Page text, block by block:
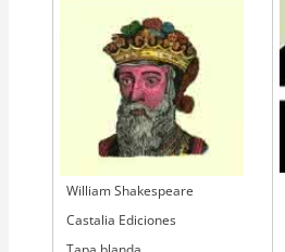
Autor
William Shakespeare
Editorial
Castalia Ediciones